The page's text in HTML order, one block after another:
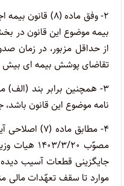
از حداقل مزبور، در زمان
تقاضای پوشش بیمه ای بیش
نامه موضوع این قانون
مصوّب
جایگزینی قطعات آسیب